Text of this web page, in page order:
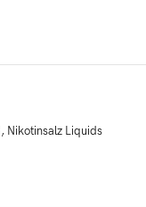
, Nikotinsalz Liquids